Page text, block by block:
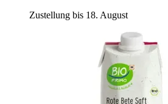
Zustellung bis 18. August